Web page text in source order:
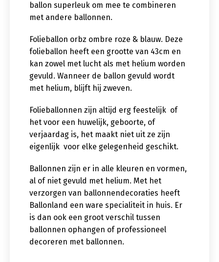
ballon superleuk om mee te combineren
met andere ballonnen.
Folieballon orbz ombre roze & blauw. Deze
folieballon heeft een grootte van 43cm en
kan zowel met lucht als met helium worden
gevuld. Wanneer de ballon gevuld wordt
met helium, blijft hij zweven.
Folieballonnen zijn altijd erg feestelijk of
het voor een huwelijk, geboorte, of
verjaardag is, het maakt niet uit ze zijn
eigenlijk voor elke gelegenheid geschikt.
Ballonnen zijn er in alle kleuren en vormen,
al of niet gevuld met helium. Met het
verzorgen van ballonnendecoraties heeft
Ballonland een ware specialiteit in huis. Er
is dan ook een groot verschil tussen
ballonnen ophangen of professioneel
decoreren met ballonnen.